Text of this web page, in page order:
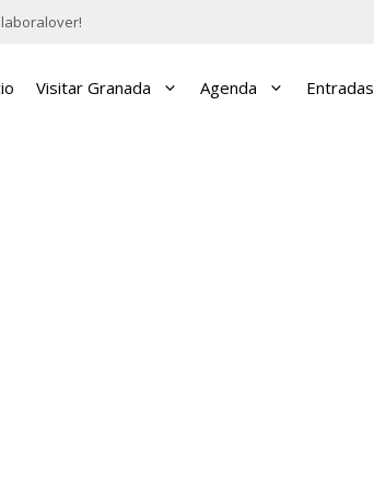
Visitar Granada Agenda Entradas